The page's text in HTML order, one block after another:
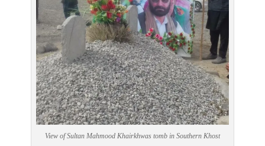
View of Sultan Mahmood Khairkhwas tomb in Southern Khost